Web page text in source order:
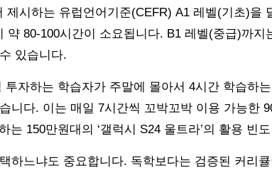
제시하는 유럽언어기준(CEFR) A1 레벨(기초)을
약 80-100시간이 소요됩니다. B1 레벨(중급)까지
있습니다.
투자하는 학습자가 주말에 몰아서 4시간 학습하
니다. 이는 매일 7시간씩 꼬박꼬박 이용 가능한
는 150만원대의 ‘갤럭시 S24 울트라’의 활용 빈
하느냐도 중요합니다. 독학보다는 검증된 커리